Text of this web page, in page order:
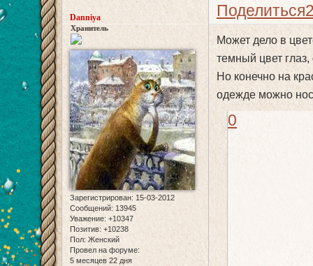
Поделиться
Danniya
Хранитель
Зарегистрирован: 15-03-2012
Сообщений: 13945
Уважение: +10347
Позитив: +10238
Пол: Женский
Провел на форуме:
5 месяцев 22 дня
Может дело в
темный цвет
Но конечно на
одежде можно
0